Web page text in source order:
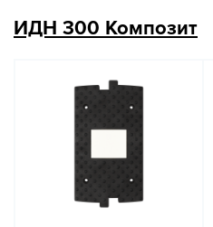
ИДН 300 Композит